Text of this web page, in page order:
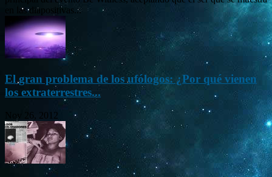
en las diapositivas...
El gran problema de los ufólogos: ¿Por qué vienen
los extraterrestres...
Nov 26, 2012